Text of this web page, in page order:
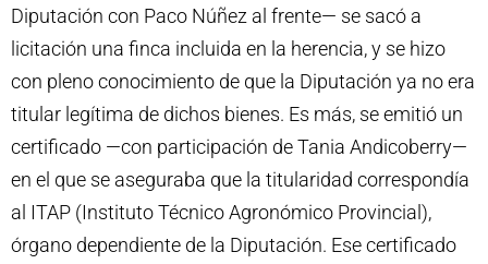
Diputación con Paco Núñez al frente— se sacó a
licitación una finca incluida en la herencia, y se hizo
con pleno conocimiento de que la Diputación ya no era
titular legítima de dichos bienes. Es más, se emitió un
certificado —con participación de Tania Andicoberry—
en el que se aseguraba que la titularidad correspondía
al ITAP (Instituto Técnico Agronómico Provincial),
órgano dependiente de la Diputación. Ese certificado